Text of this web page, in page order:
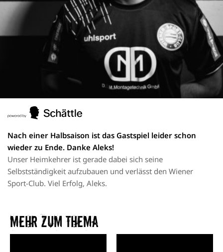
Nach einer Halbsaison ist das Gastspiel leider schon
wieder zu Ende. Danke Aleks!
Unser Heimkehrer ist gerade dabei sich seine
Selbstständigkeit aufzubauen und verlässt den Wiener
Sport-Club. Viel Erfolg, Aleks.
Mehr zum Thema​